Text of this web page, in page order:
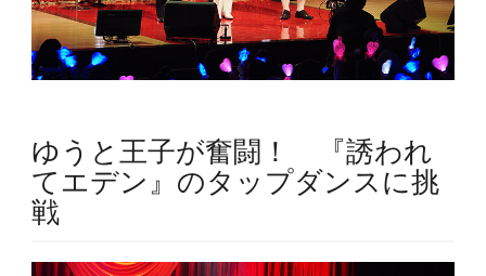
ゆうと王子が奮闘！ 『誘われ
てエデン』のタップダンスに挑
戦